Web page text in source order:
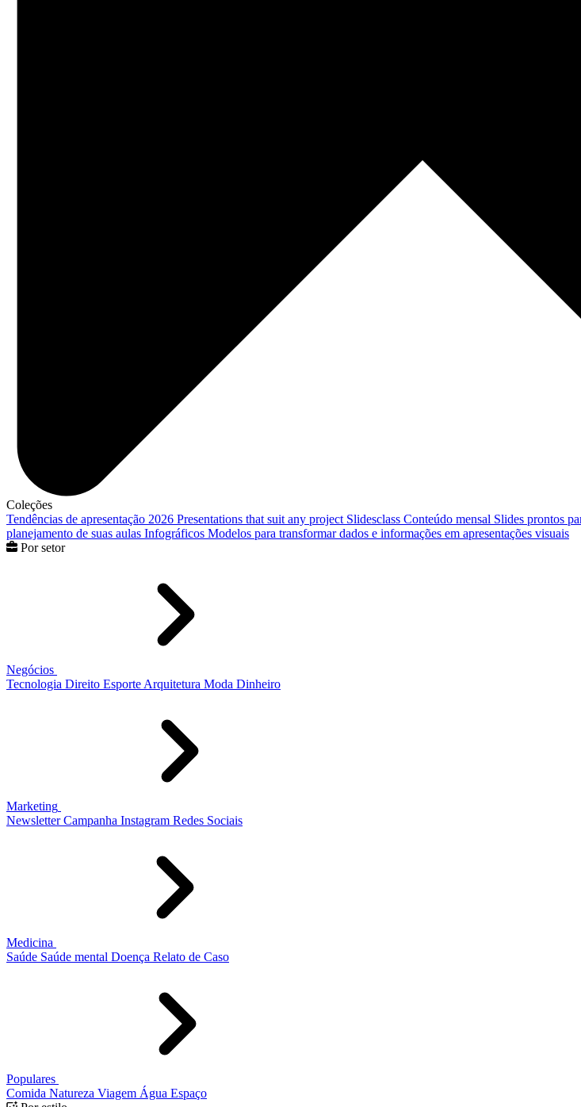
Coleções
Tendências de apresentação 2026 Presentations that suit any project Slidesclass Conteúdo mensal Slides prontos
planejamento de suas aulas Infográficos Modelos para transformar dados e informações em apresentações visuais
Por setor
Negócios
Tecnologia Direito Esporte Arquitetura Moda Dinheiro
Marketing
Newsletter Campanha Instagram Redes Sociais
Medicina
Saúde Saúde mental Doença Relato de Caso
Populares
Comida Natureza Viagem Água Espaço